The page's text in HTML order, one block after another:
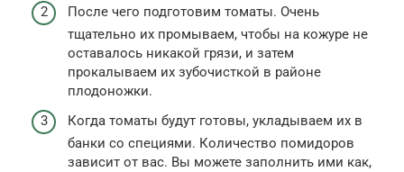
После чего подготовим томаты. Очень
тщательно их промываем, чтобы на кожуре не
оставалось никакой грязи, и затем
прокалываем их зубочисткой в районе
плодоножки.
Когда томаты будут готовы, укладываем их в
банки со специями. Количество помидоров
зависит от вас. Вы можете заполнить ими как,